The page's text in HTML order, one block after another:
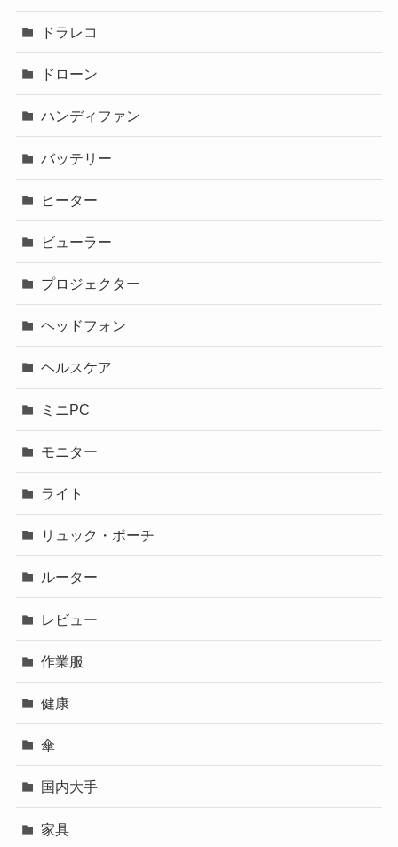
ドラレコ
ドローン
ハンディファン
バッテリー
ヒーター
ビューラー
プロジェクター
ヘッドフォン
ヘルスケア
ミニPC
モニター
ライト
リュック・ポーチ
ルーター
レビュー
作業服
健康
傘
国内大手
家具